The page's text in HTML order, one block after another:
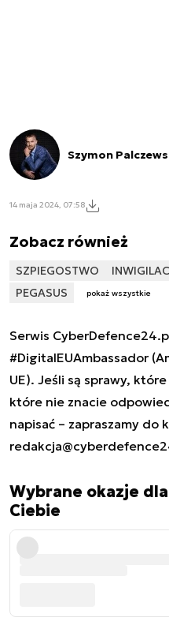
Szymon
14 maja 2024, 07:58
Zobacz również
SZPIEGOSTWO
PEGASUS
pokaż wszystkie
Serwis
#DigitalEUAmbassador
UE). Jeśli są sprawy,
które nie znacie
napisać – zapraszamy do
Wybrane okazje dla
Ciebie